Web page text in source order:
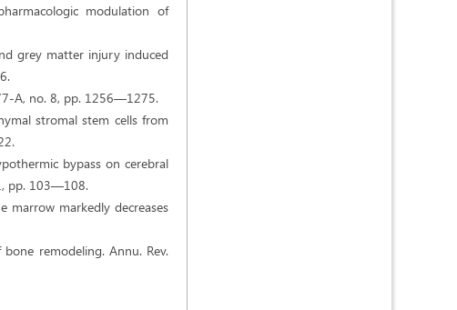
modulation of
grey matter injury induced
A, no. 8, pp. 1256—1275.
stromal stem cells from
bypass on cerebral
pp. 103—108.
marrow markedly decreases
remodeling. Annu. Rev.